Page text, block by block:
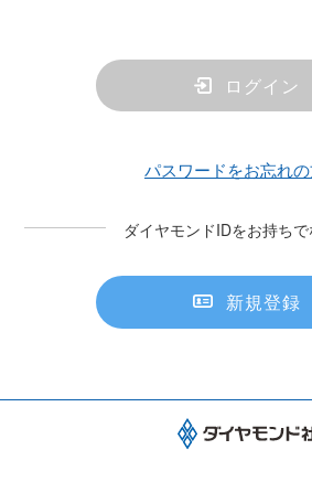
ログイン
パスワードをお忘れ
ダイヤモンドIDをお持ち
新規登録